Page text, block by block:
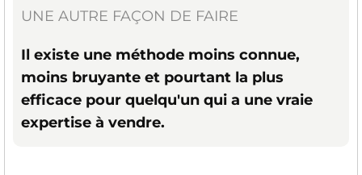
UNE AUTRE FAÇON DE FAIRE
Il existe une méthode moins connue,
moins bruyante et pourtant la plus
efficace pour quelqu'un qui a une vraie
expertise à vendre.